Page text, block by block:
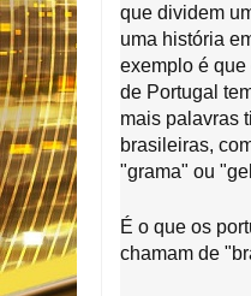
que dividem
uma história
exemplo é
de Portugal
mais palavras
brasileiras,
"grama" ou
É o que os
chamam de